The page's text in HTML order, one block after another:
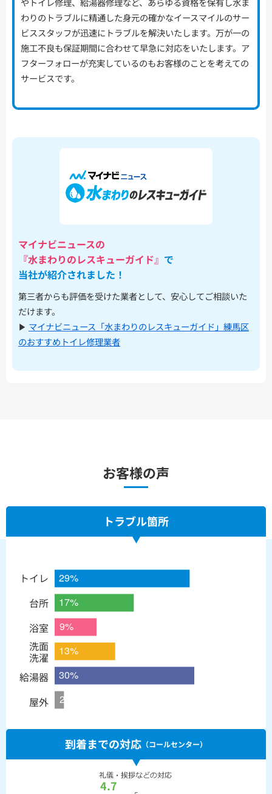
わりのトラブルに精通した身元の確かなイースマイルのサー
ビススタッフが迅速にトラブルを解決いたします。万が一の
施工不良も保証期間に合わせて早急に対応をいたします。ア
フターフォローが充実しているのもお客様のことを考えての
サービスです。
マイナビニュースの
『水まわりのレスキューガイド』 で
当社が紹介されました！
第三者からも評価を受けた業者として、安心してご相談いた
だけます。
▶︎ マイナビニュース「水まわりのレスキューガイド」練馬区
のおすすめトイレ修理業者
お客様の声
トラブル箇所
トイレ
台所
浴室
洗面
洗濯
給湯器
屋外
到着までの対応 （コールセンター）
4.7